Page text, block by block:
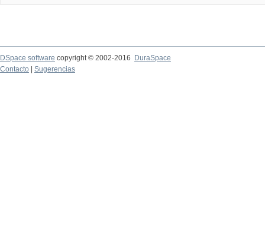
DSpace software copyright © 2002-2016
DuraSpace
Contacto
Sugerencias